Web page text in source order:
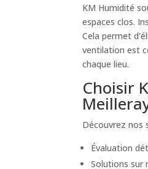
KM Humidité
espaces clos.
Cela permet
ventilation est
chaque lieu.
Choisir
Découvrez nos
Évaluation
Solutions sur